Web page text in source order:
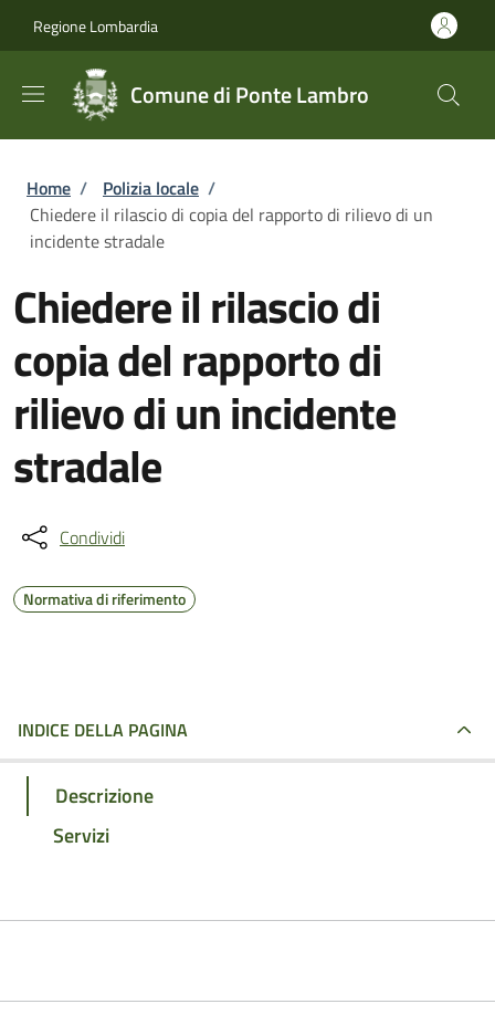
Regione Lombardia
Comune di Ponte Lambro
Briciole di pane
Home / Polizia locale /
Chiedere il rilascio di copia del rapporto di rilievo di un
incidente stradale
Chiedere il rilascio di
copia del rapporto di
rilievo di un incidente
stradale
Condividi
Normativa di riferimento
INDICE DELLA PAGINA
Descrizione
Servizi